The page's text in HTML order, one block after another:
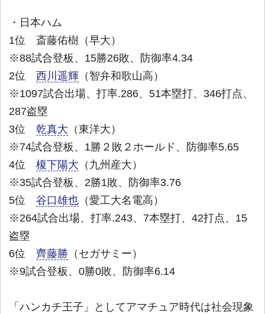
・日本ハム
1位 斎藤佑樹（早大）
※88試合登板、15勝26敗、防御率4.34
2位 西川遥輝 （智弁和歌山高）
※1097試合出場、打率.286、51本塁打、346打点、
287盗塁
3位 乾真大 （東洋大）
※74試合登板、1勝２敗２ホールド、防御率5.65
4位 榎下陽大 （九州産大）
※35試合登板、2勝1敗、防御率3.76
5位 谷口雄也 （愛工大名電高）
※264試合出場、打率.243、7本塁打、42打点、15
盗塁
6位 齊藤勝 （セガサミー）
※9試合登板、0勝0敗、防御率6.14
「ハンカチ王子」としてアマチュア時代は社会現象